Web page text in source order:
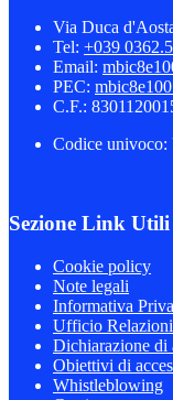
Via Duca
Tel: +039
Email:
PEC:
C.F.:
Codice univoco:
Sezione Link Utili
Cookie policy
Note legali
Informativa
Ufficio
Dichiarazione di
Obiettivi di
Whistleblowing